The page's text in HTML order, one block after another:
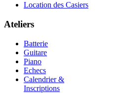
Location des Casiers
Ateliers
Batterie
Guitare
Piano
Echecs
Calendrier &
Inscriptions